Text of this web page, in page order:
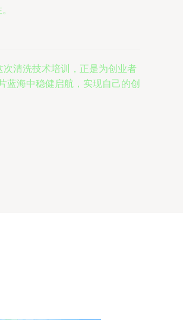
清洗技术培训，正是为创业者
蓝海中稳健启航，实现自己的创